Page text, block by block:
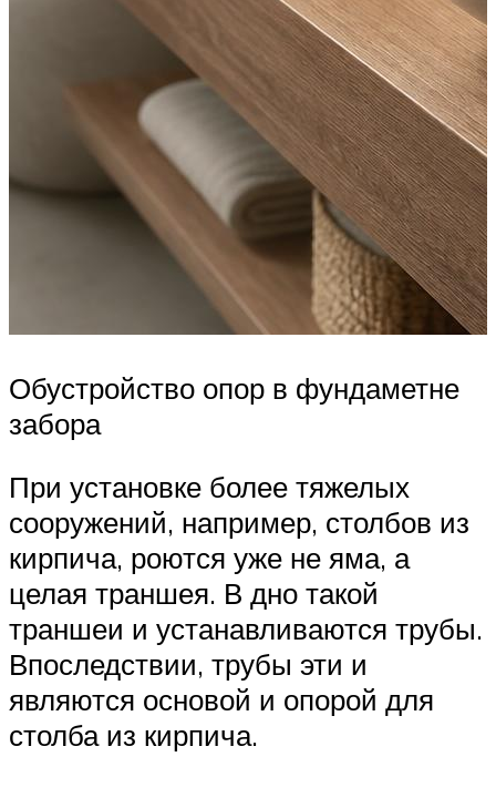
Обустройство опор в фундаметне
забора
При установке более тяжелых
сооружений, например, столбов из
кирпича, роются уже не яма, а
целая траншея. В дно такой
траншеи и устанавливаются трубы.
Впоследствии, трубы эти и
являются основой и опорой для
столба из кирпича.